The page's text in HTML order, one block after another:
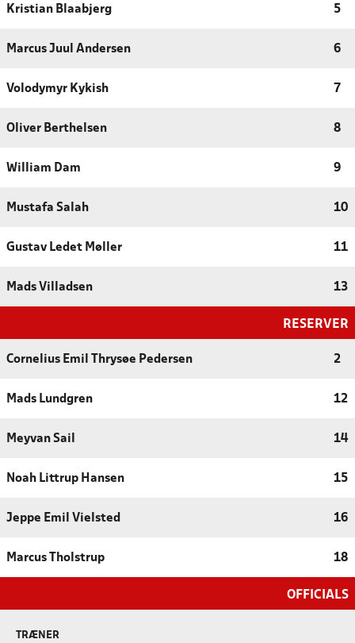
Kristian Blaabjerg 5
Marcus Juul Andersen 6
Volodymyr Kykish 7
Oliver Berthelsen 8
William Dam 9
Mustafa Salah 10
Gustav Ledet Møller 11
Mads Villadsen 13
RESERVER
Cornelius Emil Thrysøe Pedersen 2
Mads Lundgren 12
Meyvan Sail 14
Noah Littrup Hansen 15
Jeppe Emil Vielsted 16
Marcus Tholstrup 18
OFFICIALS
TRÆNER